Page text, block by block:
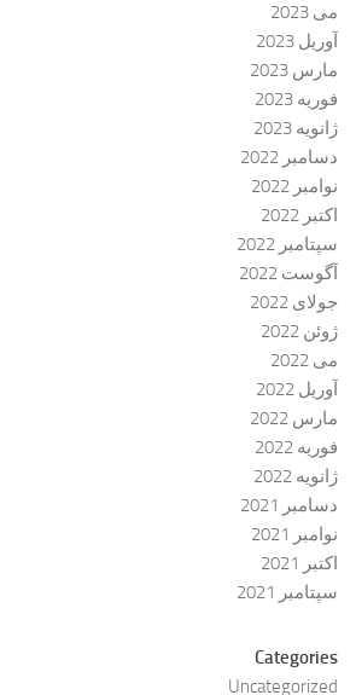
می 2023
آوریل 2023
مارس 2023
فوریه 2023
ژانویه 2023
دسامبر 2022
نوامبر 2022
اکتبر 2022
سپتامبر 2022
آگوست 2022
جولای 2022
ژوئن 2022
می 2022
آوریل 2022
مارس 2022
فوریه 2022
ژانویه 2022
دسامبر 2021
نوامبر 2021
اکتبر 2021
سپتامبر 2021
Categories
Uncategorized